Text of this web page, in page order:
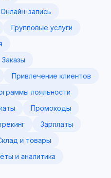
Онлайн-запись
Групповые услуги
Заказы
Привлечение клиентов
лояльности
Промокоды
Зарплаты
и товары
и аналитика